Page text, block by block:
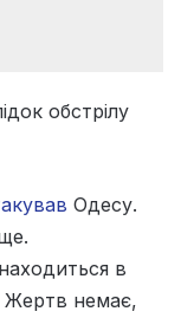
обстрілу
Одесу.
в
Жертв немає,